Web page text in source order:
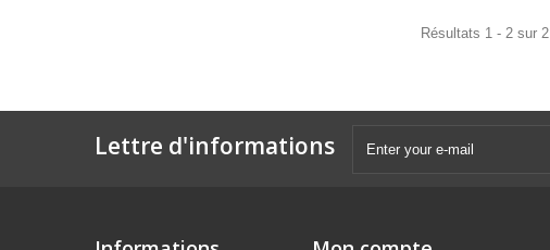
Résultats 1 - 2 sur 2.
Lettre d'informations